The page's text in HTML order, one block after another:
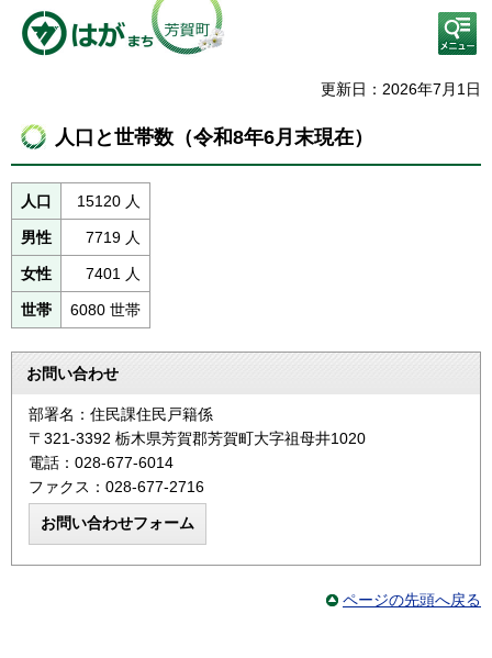
検
索・
メニ
更新日：2026年7月1日
人口と世帯数（令和8年6月末現在）
人口 15120 人
男性 7719 人
女性 7401 人
世帯 6080 世帯
お問い合わせ
部署名：住民課住民戸籍係
〒321-3392 栃木県芳賀郡芳賀町大字祖母井1020
電話：028-677-6014
ファクス：028-677-2716
ページの先頭へ戻る